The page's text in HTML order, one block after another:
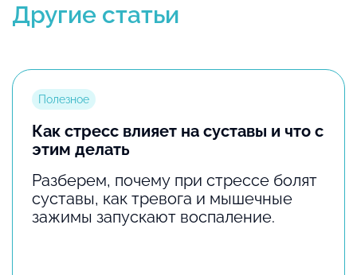
Другие статьи
Полезное
Как стресс влияет на суставы и что с
этим делать
Разберем, почему при стрессе болят
суставы, как тревога и мышечные
зажимы запускают воспаление.